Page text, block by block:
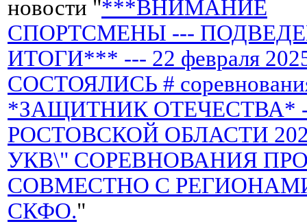
новости "***ВНИМАНИЕ
СПОРТСМЕНЫ ---
ИТОГИ*** --- 22 февраля
СОСТОЯЛИСЬ #
*ЗАЩИТНИК ОТЕЧЕСТВА*
РОСТОВСКОЙ ОБЛАСТИ 2025
УКВ\" СОРЕВНОВАНИЯ
СОВМЕСТНО С
СКФО."